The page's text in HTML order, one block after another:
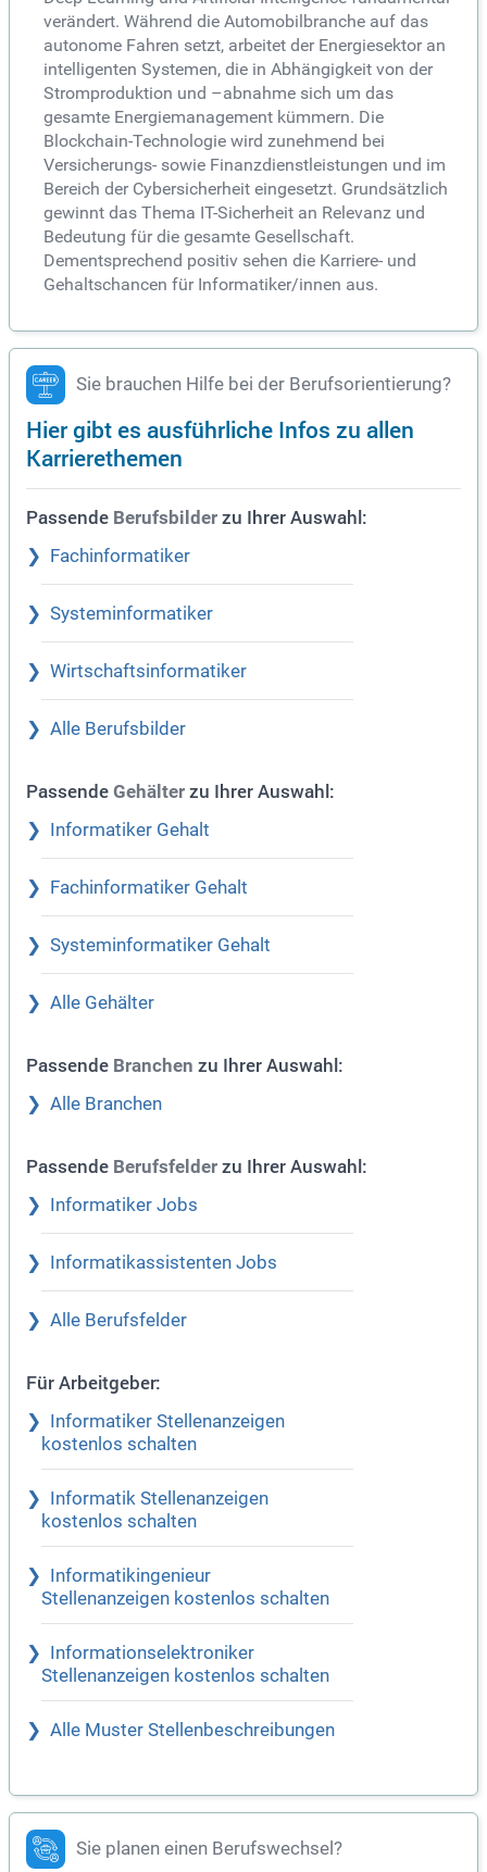
verändert. Während die Automobilbranche auf das
autonome Fahren setzt, arbeitet der Energiesektor an
intelligenten Systemen, die in Abhängigkeit von der
Stromproduktion und –abnahme sich um das
gesamte Energiemanagement kümmern. Die
Blockchain-Technologie wird zunehmend bei
Versicherungs- sowie Finanzdienstleistungen und im
Bereich der Cybersicherheit eingesetzt. Grundsätzlich
gewinnt das Thema IT-Sicherheit an Relevanz und
Bedeutung für die gesamte Gesellschaft.
Dementsprechend positiv sehen die Karriere- und
Gehaltschancen für Informatiker/innen aus.
Sie brauchen Hilfe bei der Berufsorientierung?
Hier gibt es ausführliche Infos zu allen
Karrierethemen
Passende Berufsbilder zu Ihrer Auswahl:
Fachinformatiker
Systeminformatiker
Wirtschaftsinformatiker
Alle Berufsbilder
Passende Gehälter zu Ihrer Auswahl:
Informatiker Gehalt
Fachinformatiker Gehalt
Systeminformatiker Gehalt
Alle Gehälter
Passende Branchen zu Ihrer Auswahl:
Alle Branchen
Passende Berufsfelder zu Ihrer Auswahl:
Informatiker Jobs
Informatikassistenten Jobs
Alle Berufsfelder
Für Arbeitgeber:
Informatiker Stellenanzeigen
kostenlos schalten
Informatik Stellenanzeigen
kostenlos schalten
Informatikingenieur
Stellenanzeigen kostenlos schalten
Informationselektroniker
Stellenanzeigen kostenlos schalten
Alle Muster Stellenbeschreibungen
Sie planen einen Berufswechsel?